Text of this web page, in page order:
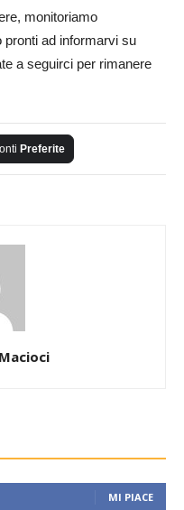
monitoriamo
pronti ad informarvi su
a seguirci per rimanere
Preferite
MI PIACE